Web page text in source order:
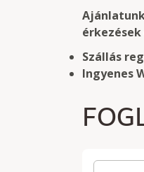
Ajánlatunk
Szállás
Ingyenes